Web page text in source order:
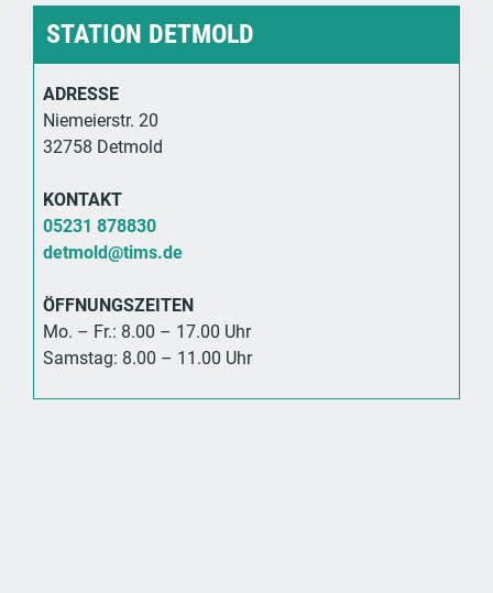
STATION DETMOLD
ADRESSE
Niemeierstr. 20
32758 Detmold
KONTAKT
05231 878830
detmold@tims.de
ÖFFNUNGSZEITEN
Mo. – Fr.: 8.00 – 17.00 Uhr
Samstag: 8.00 – 11.00 Uhr